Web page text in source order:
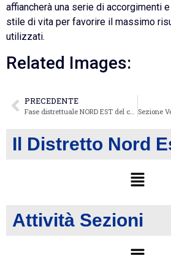
affiancherà una serie di accorgimenti
stile di vita per favorire il massimo
utilizzati.
Related Images:
PRECEDENTE
Il Distretto Nord
Attività Sezioni